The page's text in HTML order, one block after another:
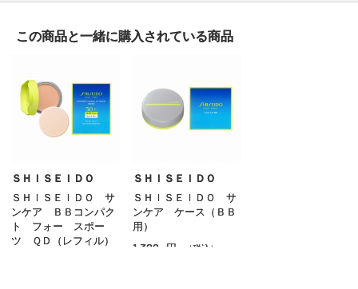
ポーチ／バッグ
ケース／ホルダー
この商品と一緒に購入されている商品
ＳＨＩＳＥＩＤＯ
ＳＨＩＳＥＩＤＯ サ
ンケア ＢＢコンパク
ト フォー スポー
ツ ＱＤ（レフィル）
ＳＨＩＳＥＩＤＯ
ＳＨＩＳＥＩＤＯ サ
ンケア ケース（ＢＢ
用）
1,320 円 （税込）